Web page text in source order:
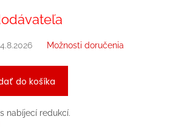
Možnosti doručenia
do košíka
nabíjecí redukcí.